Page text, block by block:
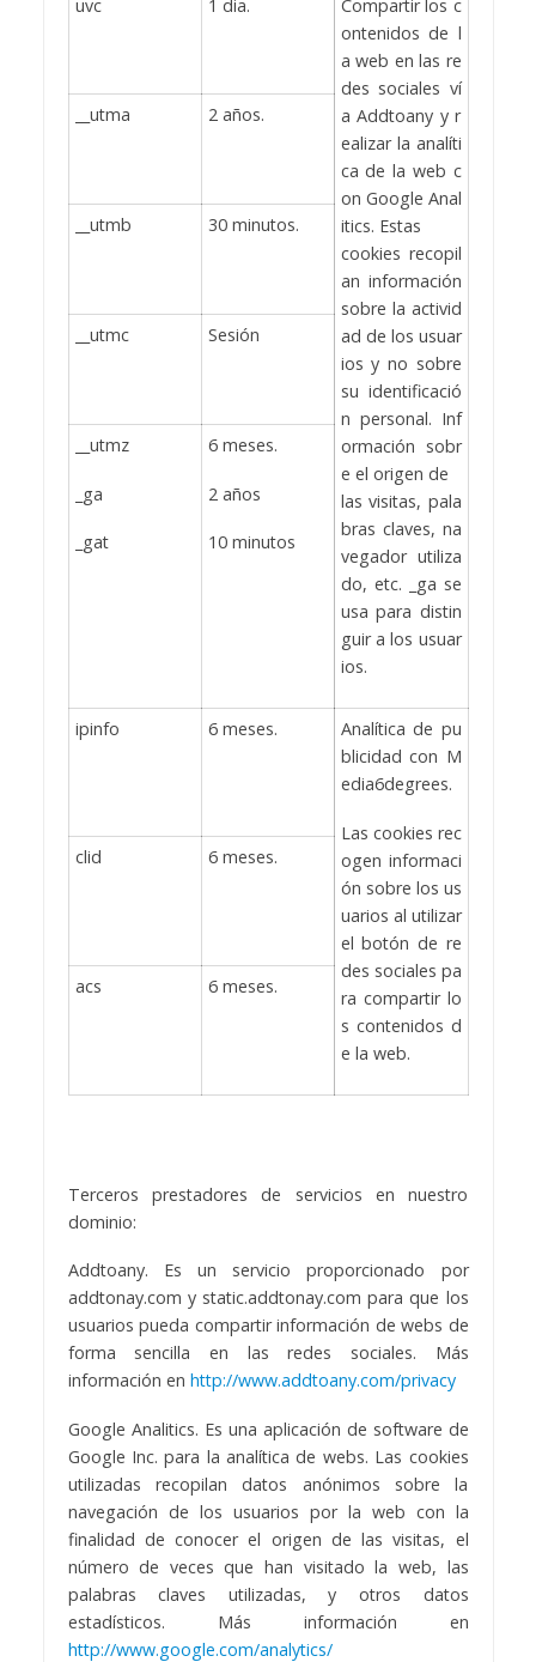
uvc 1 dia.
Compartir los c
ontenidos de l
a web en las re
des sociales ví
a Addtoany y r
ealizar la analíti
ca de la web c
on Google Anal
itics. Estas
cookies recopil
an información
sobre la activid
ad de los usuar
ios y no sobre
su identificació
n personal. Inf
ormación sobr
e el origen de
las visitas, pala
bras claves, na
vegador utiliza
do, etc. _ga se
usa para distin
guir a los usuar
ios.
__utma 2 años.
__utmb 30 minutos.
__utmc Sesión
__utmz
_ga
_gat
6 meses.
2 años
10 minutos
ipinfo 6 meses.
Analítica de pu
blicidad con M
edia6degrees.
Las cookies rec
ogen informaci
ón sobre los us
uarios al utilizar
el botón de re
des sociales pa
ra compartir lo
s contenidos d
e la web.
clid 6 meses.
acs 6 meses.
Terceros prestadores de servicios en nuestro
dominio:
Addtoany. Es un servicio proporcionado por
addtonay.com y static.addtonay.com para que los
usuarios pueda compartir información de webs de
forma sencilla en las redes sociales. Más
información en http://www.addtoany.com/privacy
Google Analitics. Es una aplicación de software de
Google Inc. para la analítica de webs. Las cookies
utilizadas recopilan datos anónimos sobre la
navegación de los usuarios por la web con la
finalidad de conocer el origen de las visitas, el
número de veces que han visitado la web, las
palabras claves utilizadas, y otros datos
estadísticos. Más información en
http://www.google.com/analytics/